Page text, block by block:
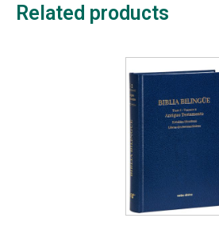
Related products